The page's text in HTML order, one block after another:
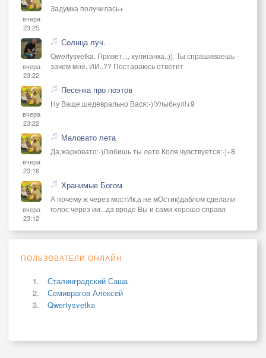
вчера
23:25
Задумка получилась+
вчера
23:22
Солнца луч.
Qwertysvetka. Привет, ,, хулиганка,,)). Ты спрашиваешь -
зачем мне, ИИ..?? Постараюсь ответит
вчера
23:22
Песенка про поэтов
Ну Ваще,шедеврально Вася:-)!Улыбнул!+9
вчера
23:16
Маловато лета
Да,жарковато:-)Любишь ты лето Коля,чувствуется:-)+8
вчера
23:12
Хранимые Богом
А почему ж через мостИк,а не мОстик)даблом сделали
голос через ии...да вроде Вы и сами хорошо справл
ПОЛЬЗОВАТЕЛИ ОНЛАЙН
Сталинградский Саша
Семиврагов Алексей
Qwertysvetka